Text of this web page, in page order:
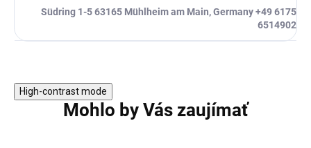
Südring 1-5 63165 Mühlheim am Main, Germany +49 6175
6514902
High-contrast mode
Mohlo by Vás zaujímať